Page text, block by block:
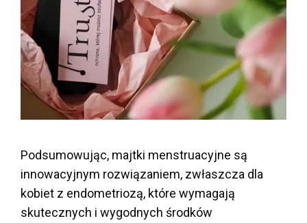
Podsumowując, majtki menstruacyjne są
innowacyjnym rozwiązaniem, zwłaszcza dla
kobiet z endometriozą, które wymagają
skutecznych i wygodnych środków